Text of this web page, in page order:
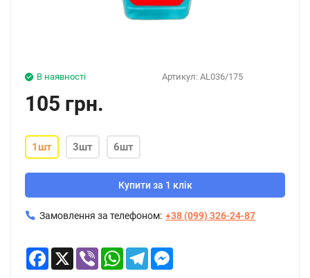
Артикул: AL036/175
В наявності
105 грн.
1шт 3шт 6шт
Купити за 1 клік
Замовлення за телефоном: +38 (099) 326-24-87
Facebook
X Viber WhatsApp
Telegram